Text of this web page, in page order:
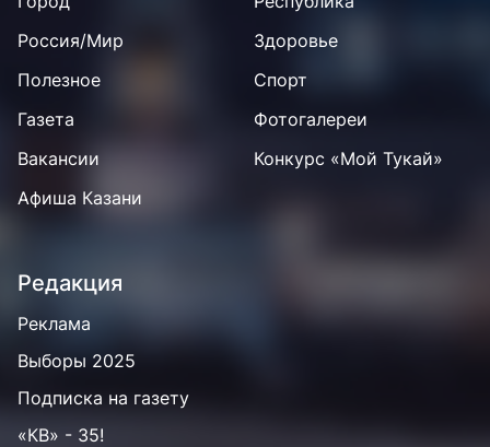
Россия/Мир
Здоровье
Полезное
Спорт
Газета
Фотогалереи
Вакансии
Конкурс «Мой Тукай»
Афиша Казани
Редакция
Реклама
Выборы 2025
Подписка на газету
«КВ» - 35!